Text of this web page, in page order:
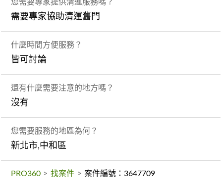
您需要專家提供清運服務嗎？
需要專家協助清運舊門
什麼時間方便服務？
皆可討論
還有什麼需要注意的地方嗎？
沒有
您需要服務的地區為何？
新北市,中和區
PRO360 > 找案件 > 案件編號：3647709